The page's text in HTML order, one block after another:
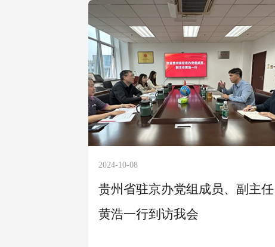
2024-10-08
贵州省驻京办党组成员、副主任
黄浩一行到访我会